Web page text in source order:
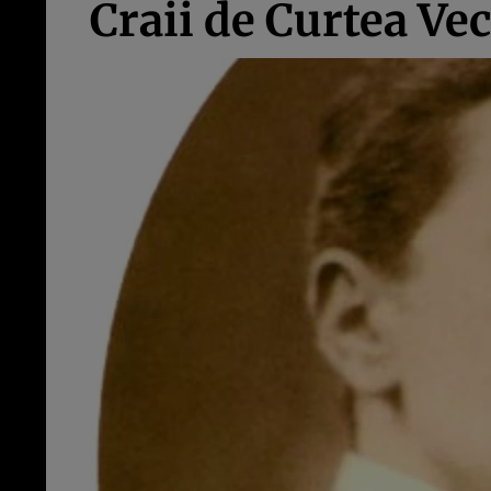
Craii de Curtea